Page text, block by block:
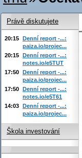
Právě diskutujete
20:15 Denní report -...:
paiza.io/projec...
20:15 Denní report -...:
notes.io/e5TUT
17:50 Denní report -...:
paiza.io/projec...
17:50 Denní report -...:
notes.io/e5T61
14:03 Denní report -...:
paiza.io/projec...
Škola investování